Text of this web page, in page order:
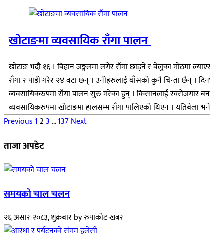
खोटाङमा व्यवसायिक राँगा पालन
खोटाङ भदौ १६ । बिहान जङ्गलमा लगेर राँगा छाड्ने र बेलुका गोठमा
राँगा र पाडी गरेर २४ वटा छन् । उनीहरुलाई घाँसको कुनै चिन्ता छैन् ।
व्यवसायिकरुपमा राँगा पालन सुरु गरेका हुन् । किसानलाई स्वरोजगार
व्यवसायिकरुपमा खोटाङमा हालसम्म राँगा पालिएको थिएन ।
Posts
pagination
Previous123…137Next
ताजा अपडेट
समयको चाल चलन
२६ असार २०८३, शुक्रबारbyरुपाकोट खबर